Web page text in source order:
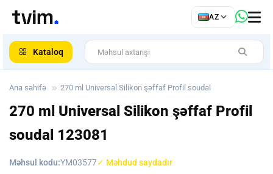
AZ
Kataloq
Ana səhifə 270 ml Universal Silikon şəffaf Profil soudal
270 ml Universal Silikon şəffaf Profil
soudal 123081
Məhsul kodu:YM03577✓ Məhdud saydadır